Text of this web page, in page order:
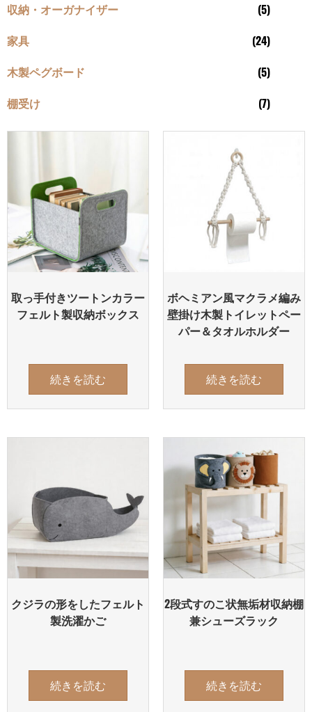
収納・オーガナイザー
(5)
家具
(24)
木製ペグボード
(5)
棚受け
(7)
取っ手付きツートンカラー
フェルト製収納ボックス
続きを読む
ボヘミアン風マクラメ編み
壁掛け木製トイレットペー
パー＆タオルホルダー
続きを読む
クジラの形をしたフェルト
製洗濯かご
続きを読む
2段式すのこ状無垢材収納棚
兼シューズラック
続きを読む